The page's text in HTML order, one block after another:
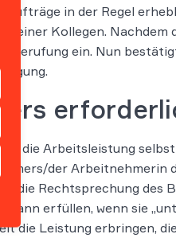
Aufträge in der Regel
Kollegen. Nachdem
Berufung ein. Nun
die Arbeitsleistung
der Arbeitnehmerin
die Rechtsprechung des
erfüllen, wenn sie
die Leistung erbringen,